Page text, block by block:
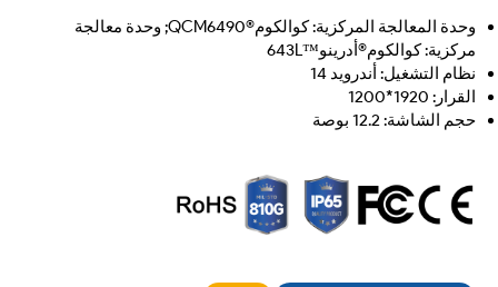
وحدة المعالجة المركزية: كوالكوم®QCM6490; وحدة معالجة
مركزية: كوالكوم®أدرينو™643L
نظام التشغيل: أندرويد 14
القرار: 1920*1200
حجم الشاشة: 12.2 بوصة